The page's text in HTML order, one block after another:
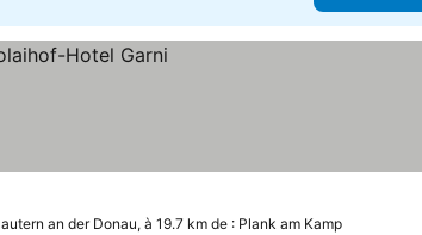
an der Donau, à 19.7 km de : Plank am Kamp